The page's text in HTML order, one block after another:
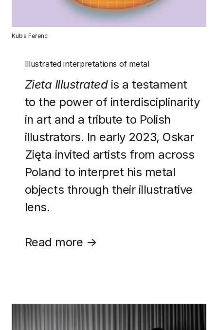
Kuba Ferenc
Illustrated interpretations of metal
Zieta Illustratedis a testament
to the power of interdisciplinarity
in art and a tribute to Polish
illustrators. In early 2023, Oskar
Zięta invited artists from across
Poland to interpret his metal
objects through their illustrative
lens.
Read more →